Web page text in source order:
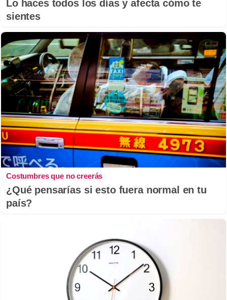
Lo haces todos los días y afecta cómo te
sientes
Costumbres que no creerás
¿Qué pensarías si esto fuera normal en tu
país?